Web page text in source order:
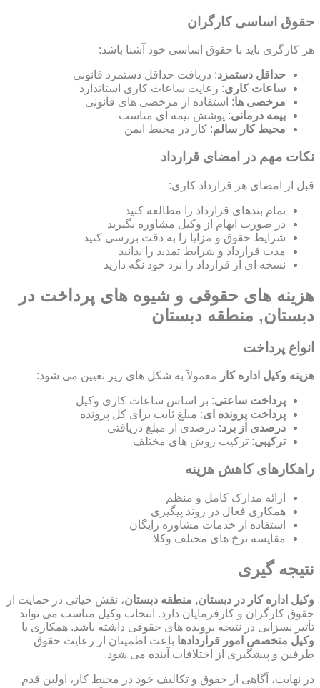
حقوق اساسی کارگران
هر کارگری باید با حقوق اساسی خود آشنا باشد:
حداقل دستمزد: دریافت حداقل دستمزد قانونی
ساعات کاری: رعایت ساعات کاری استاندارد
مرخصی ها: استفاده از مرخصی های قانونی
بیمه درمانی: پوشش بیمه ای مناسب
محیط کار سالم: کار در محیط ایمن
نکات مهم در امضای قرارداد
قبل از امضای هر قرارداد کاری:
تمام بندهای قرارداد را مطالعه کنید
در صورت ابهام از وکیل مشاوره بگیرید
شرایط حقوق و مزایا را به دقت بررسی کنید
مدت قرارداد و شرایط تمدید را بدانید
نسخه ای از قرارداد را نزد خود نگه دارید
هزینه های حقوقی و شیوه های پرداخت در
دبستان, منطقه دبستان
انواع پرداخت
هزینه وکیل اداره کار معمولاً به شکل های زیر تعیین می شود:
پرداخت ساعتی: بر اساس ساعات کاری وکیل
پرداخت پرونده ای: مبلغ ثابت برای کل پرونده
درصدی از برد: درصدی از مبلغ دریافتی
ترکیبی: ترکیب روش های مختلف
راهکارهای کاهش هزینه
ارائه مدارک کامل و منظم
همکاری فعال در روند پیگیری
استفاده از خدمات مشاوره رایگان
مقایسه نرخ های مختلف وکلا
نتیجه گیری
وکیل اداره کار در دبستان, منطقه دبستان، نقش حیاتی در حمایت از
حقوق کارگران و کارفرمایان دارد. انتخاب وکیل مناسب می تواند
تأثیر بسزایی در نتیجه پرونده های حقوقی داشته باشد. همکاری با
وکیل متخصص امور قراردادها باعث اطمینان از رعایت حقوق
طرفین و پیشگیری از اختلافات آینده می شود.
در نهایت، آگاهی از حقوق و تکالیف خود در محیط کار، اولین قدم